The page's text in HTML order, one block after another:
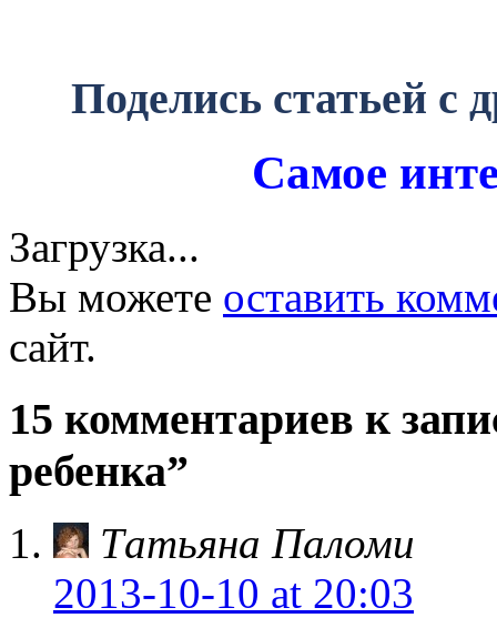
Поделись статьей
Самое
Загрузка...
Вы можете оставить
сайт.
15 комментариев к
ребенка”
Tатьяна Паломи
2013-10-10 at 20:03